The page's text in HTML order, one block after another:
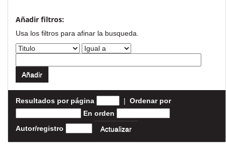
Añadir filtros:
Usa los filtros para afinar la busqueda.
Resultados por página | Ordenar por
En orden
Autor/registro